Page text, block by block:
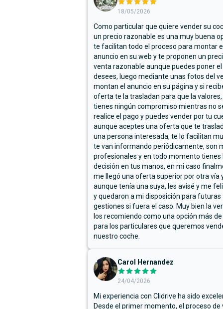
18/05/2026
Como particular que quiere vender su
un precio razonable es una muy buena
te facilitan todo el proceso para montar
anuncio en su web y te proponen un
venta razonable aunque puedes poner
desees, luego mediante unas fotos del
montan el anuncio en su página y si
oferta te la trasladan para que la
tienes ningún compromiso mientras no
realice el pago y puedes vender por tu
aunque aceptes una oferta que te
una persona interesada, te lo facilitan
te van informando periódicamente, son
profesionales y en todo momento tienes
decisión en tus manos, en mi caso
me llegó una oferta superior por otra vía
aunque tenía una suya, les avisé y me
y quedaron a mi disposición para futuras
gestiones si fuera el caso. Muy bien la
los recomiendo como una opción más
para los particulares que queremos
nuestro coche.
Carol Hernandez
24/04/2026
Mi experiencia con Clidrive ha sido
Desde el primer momento, el proceso de